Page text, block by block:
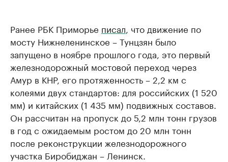
Ранее РБК Приморье писал , что движение по
мосту Нижнеленинское – Тунцзян было
запущено в ноябре прошлого года, это первый
железнодорожный мостовой переход через
Амур в КНР, его протяженность – 2,2 км с
колеями двух стандартов: для российских (1 520
мм) и китайских (1 435 мм) подвижных составов.
Он рассчитан на пропуск до 5,2 млн тонн грузов
в год с ожидаемым ростом до 20 млн тонн
после реконструкции железнодорожного
участка Биробиджан – Ленинск.